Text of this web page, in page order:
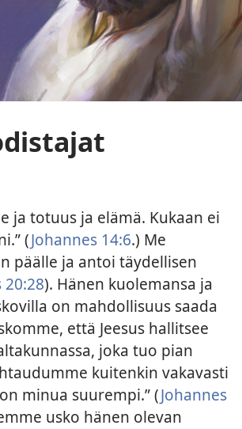
ja totuus ja elämä. Kukaan ei
(Johannes 14:6.) Me
päälle ja antoi täydellisen
). Hänen kuolemansa ja
on mahdollisuus saada
että Jeesus hallitsee
joka tuo pian
kuitenkin vakavasti
minua suurempi.” (Johannes
usko hänen olevan